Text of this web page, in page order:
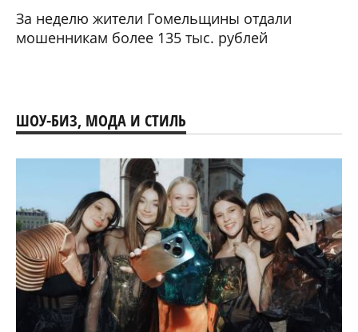
За неделю жители Гомельщины отдали
мошенникам более 135 тыс. рублей
ШОУ-БИЗ, МОДА И СТИЛЬ